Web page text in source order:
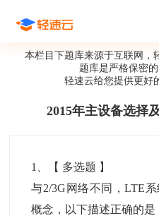
本栏目下题库来源于互联网，
题库是严格保密
轻速云给您提供更好
2015年主设备选
1 、【 多选题 】
与2/3G网络不同，LTE
概念，以下描述正确的是